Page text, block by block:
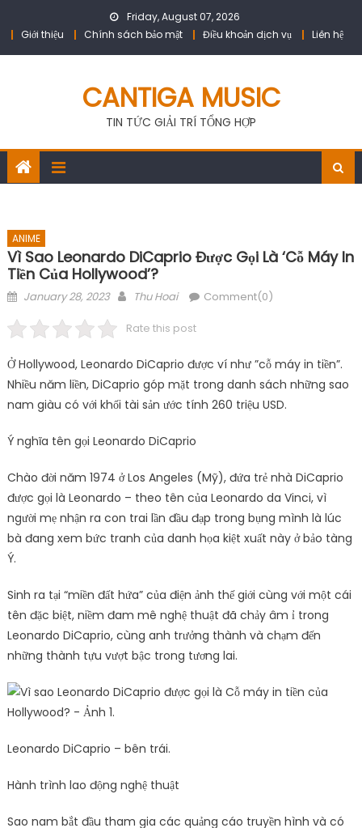
Friday, August 07, 2026
Giới thiệu
Chính sách bảo mật Điều khoản dịch vụ Liên hệ
CANTIGA MUSIC
TIN TỨC GIẢI TRÍ TỔNG HỢP
ANIME
Vì Sao Leonardo DiCaprio Được Gọi Là ‘Cỗ Máy In
Tiền Của Hollywood’?
Posted
January 28, 2023 Author
Thu Hoai Comment(0)
Rate this post
Ở Hollywood, Leonardo DiCaprio được ví như ”cỗ máy in tiền”.
Nhiều năm liền, DiCaprio góp mặt trong danh sách những sao
nam giàu có với khối tài sản ước tính 260 triệu USD.
Ý nghĩa tên gọi Leonardo DiCaprio
Chào đời năm 1974 ở Los Angeles (Mỹ), đứa trẻ nhà DiCaprio
được gọi là Leonardo – theo tên của Leonardo da Vinci, vì
người mẹ nhận ra con trai lần đầu đạp trong bụng mình là lúc
bà đang xem bức tranh của danh họa kiệt xuất này ở bảo tàng
Ý.
Sinh ra tại “miền đất hứa” của điện ảnh thế giới cùng với một cái
tên đặc biệt, niềm đam mê nghệ thuật đã chảy âm ỉ trong
Leonardo DiCaprio, cùng anh trưởng thành và chạm đến
những thành tựu vượt bậc trong tương lai.
Leonardo DiCaprio – bên trái.
Hành trình lao động nghệ thuật
Sao nam bắt đầu tham gia các quảng cáo truyền hình và có